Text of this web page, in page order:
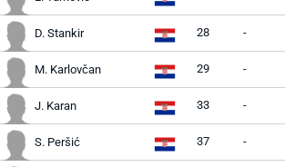
D. Stankir 28 -
M. Karlovčan 29 -
J. Karan 33 -
S. Peršić 37 -